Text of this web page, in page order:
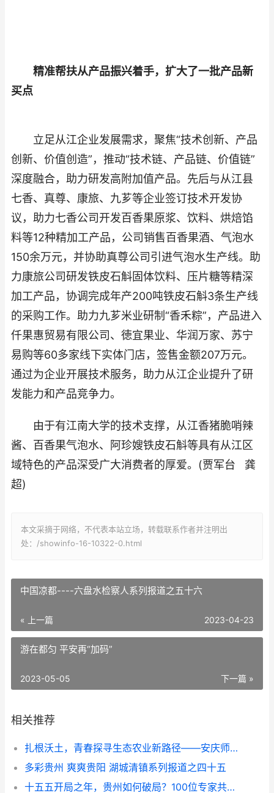
精准帮扶从产品振兴着手，扩大了一批产品新
买点
立足从江企业发展需求，聚焦“技术创新、产品
创新、价值创造”，推动“技术链、产品链、价值链”
深度融合，助力研发高附加值产品。先后与从江县
七香、真尊、康旅、九芗等企业签订技术开发协
议，助力七香公司开发百香果原浆、饮料、烘焙馅
料等12种精加工产品，公司销售百香果酒、气泡水
150余万元，并协助真尊公司引进气泡水生产线。助
力康旅公司研发铁皮石斛固体饮料、压片糖等精深
加工产品，协调完成年产200吨铁皮石斛3条生产线
的采购工作。助力九芗米业研制“香禾粽”，产品进入
仟果惠贸易有限公司、徳宜果业、华润万家、苏宁
易购等60多家线下实体门店，签售金额207万元。
通过为企业开展技术服务，助力从江企业提升了研
发能力和产品竞争力。
由于有江南大学的技术支撑，从江香猪脆哨辣
酱、百香果气泡水、阿珍嫂铁皮石斛等具有从江区
域特色的产品深受广大消费者的厚爱。(贾军台 龚
超)
本文采摘于网络，不代表本站立场，转载联系作者并注明出
处：/showinfo-16-10322-0.html
中国凉都----六盘水检察人系列报道之五十六
« 上一篇 2023-04-23
游在都匀 平安再“加码”
下一篇 »
2023-05-05
相关推荐
扎根沃土，青春探寻生态农业新路径——安庆师大三下乡团队赴庐江县金乔生态农业有限公司开展调研
多彩贵州 爽爽贵阳 湖城清镇系列报道之四十五
十五五开局之年，贵州如何破局？100位专家共绘发展蓝图